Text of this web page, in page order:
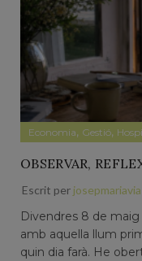
Economia, Gestió,
OBSERVAR,
Escrit per josepmariavia
Divendres 8 de maig
amb aquella llum
quin dia farà. He